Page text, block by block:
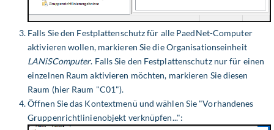
Falls Sie den Festplattenschutz für alle PaedNet-Computer
aktivieren wollen, markieren Sie die Organisationseinheit
LANiSComputer. Falls Sie den Festplattenschutz nur für einen
einzelnen Raum aktivieren möchten, markieren Sie diesen
Raum (hier Raum "C01").
Öffnen Sie das Kontextmenü und wählen Sie "Vorhandenes
Gruppenrichtlinienobjekt verknüpfen...":